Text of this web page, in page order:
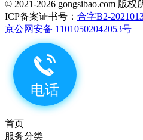
© 2021-2026 gongsibao.com 版权
ICP备案证书号： 合字B2-
京公网安备 11010502042053号
首页
服务分类